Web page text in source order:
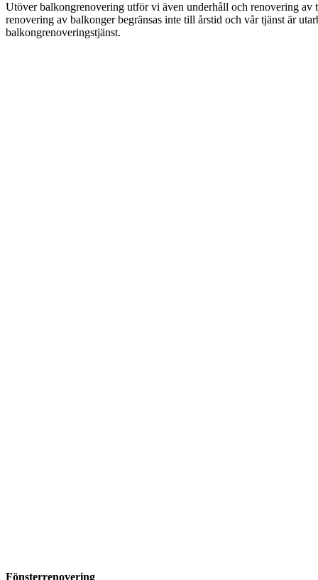
Utöver balkongrenovering utför vi även underhåll och renovering av
renovering av balkonger begränsas inte till årstid och vår tjänst är
balkongrenoveringstjänst.
Fönsterrenovering